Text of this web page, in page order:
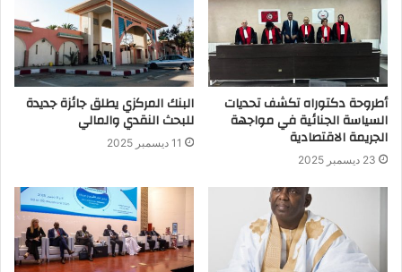
أطروحة دكتوراه تكشف تحديات
السياسة الجنائية في مواجهة
الجريمة الاقتصادية
23 ديسمبر 2025
البنك المركزي يطلق جائزة جديدة
للبحث النقدي والمالي
11 ديسمبر 2025